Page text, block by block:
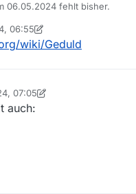
06.05.2024 fehlt bisher.
06:55
christian
wiki/Geduld
07:05
auch: